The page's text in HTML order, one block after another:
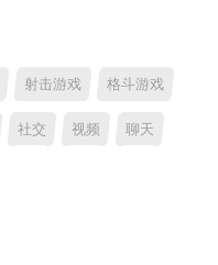
射击游戏 格斗游戏
社交 视频 聊天